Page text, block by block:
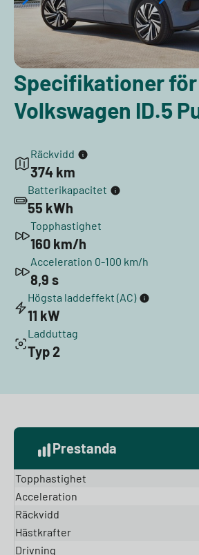
Specifikationer för
Volkswagen ID.5
Räckvidd
374 km
Batterikapacitet
55 kWh
Topphastighet
160 km/h
Acceleration 0-100 km/h
8,9 s
Högsta laddeffekt (AC)
11 kW
Ladduttag
Typ 2
Prestanda
Topphastighet
Acceleration
Räckvidd
Hästkrafter
Drivning